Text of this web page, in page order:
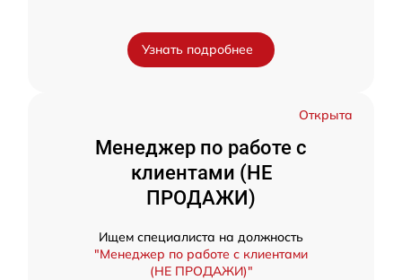
Узнать подробнее
Открыта
Менеджер по работе с
клиентами (НЕ
ПРОДАЖИ)
Ищем специалиста на должность
"Менеджер по работе с клиентами
(НЕ ПРОДАЖИ)"